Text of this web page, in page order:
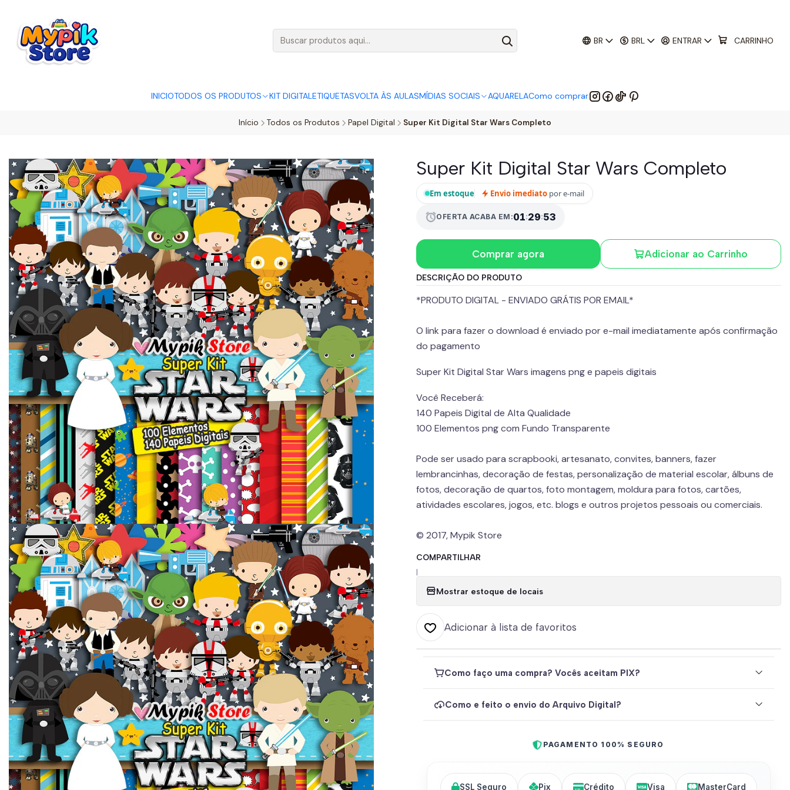
BR BRL ENTRAR CARRINHO
INICIOTODOS OS PRODUTOS KIT DIGITALETIQUETASVOLTA ÀS AULASMÍDIAS SOCIAIS AQUARELAComo comprar
Início Todos os Produtos Papel Digital Super Kit Digital Star Wars Completo
Super Kit Digital Star Wars Completo
Em estoque Envio imediato por e-mail
alarmOFERTA ACABA EM:01:29:52
Adicionar ao Carrinho
Comprar agora
DESCRIÇÃO DO PRODUTO
*PRODUTO DIGITAL - ENVIADO GRÁTIS POR EMAIL*
O link para fazer o download é enviado por e-mail imediatamente após confirmação
do pagamento
Super Kit Digital Star Wars imagens png e papeis digitais
Você Receberá:
140 Papeis Digital de Alta Qualidade
100 Elementos png com Fundo Transparente
Pode ser usado para scrapbooki, artesanato, convites, banners, fazer
lembrancinhas, decoração de festas, personalização de material escolar, álbuns de
fotos, decoração de quartos, foto montagem, moldura para fotos, cartões,
atividades escolares, jogos, etc. blogs e outros projetos pessoais ou comerciais.
© 2017, Mypik Store
COMPARTILHAR
|
Mostrar estoque de locais
Adicionar à lista de favoritos
Como faço uma compra? Vocês aceitam PIX?
Como e feito o envio do Arquivo Digital?
PAGAMENTO 100% SEGURO
SSL Seguro Pix Crédito Visa MasterCard